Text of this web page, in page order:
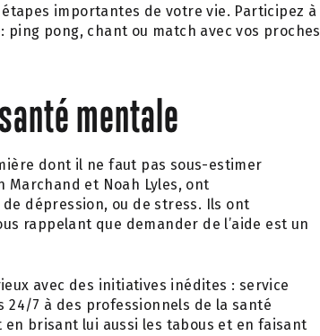
importantes de votre vie. Participez à
pong, chant ou match avec vos proches
mentale
dont il ne faut pas sous-estimer
Marchand et Noah Lyles, ont
dépression, ou de stress. Ils ont
rappelant que demander de l’aide est un
avec des initiatives inédites : service
24/7 à des professionnels de la santé
brisant lui aussi les tabous et en faisant